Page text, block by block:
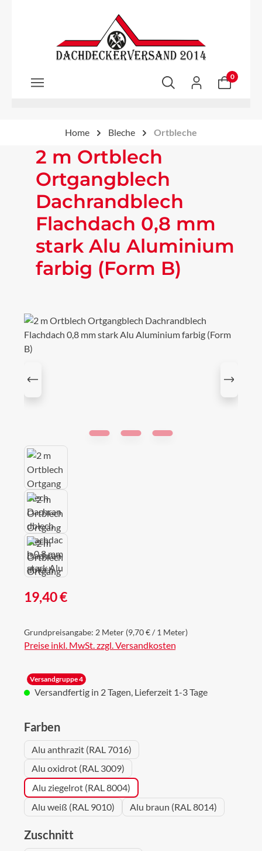
Zum Hauptinhalt springen
0
Home Bleche Ortbleche
2 m Ortblech
Ortgangblech
Dachrandblech
Flachdach 0,8 mm
stark Alu Aluminium
farbig (Form B)
Bildergalerie überspringen
Regulärer Preis:
19,40 €
Grundpreisangabe: 2 Meter (9,70 € / 1 Meter)
Preise inkl. MwSt. zzgl. Versandkosten
Versandgruppe 4
Versandfertig in 2 Tagen, Lieferzeit 1-3 Tage
Farbenauswählen
Alu anthrazit (RAL 7016)
Alu oxidrot (RAL 3009)
Alu ziegelrot (RAL 8004)
Alu weiß (RAL 9010)
Alu braun (RAL 8014)
Zuschnitt